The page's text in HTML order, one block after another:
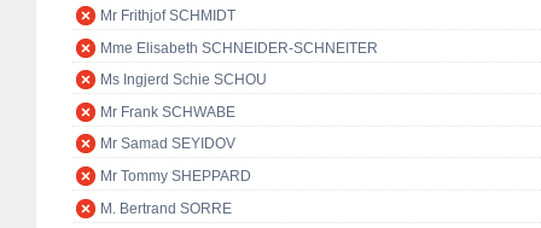
Mr Frithjof SCHMIDT
Mme Elisabeth SCHNEIDER-SCHNEITER
Ms Ingjerd Schie SCHOU
Mr Frank SCHWABE
Mr Samad SEYIDOV
Mr Tommy SHEPPARD
M. Bertrand SORRE